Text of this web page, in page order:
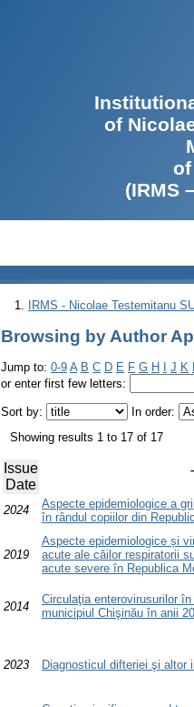
of
(IRMS
IRMS - Nicolae Testemitanu
Browsing by Author
Jump to: 0-9 A B C D E F G H J K
or enter first few letters:
Sort by:
In order:
Showing results 1 to 17 of 17
Issue
Date
2024
Aspecte epidemiologice a
în rândul copiilor din
2019
Aspecte epidemiologice și
acute ale căilor respiratorii
acute severe în Republica
2014
Circulaţia enterovirusurilor
municipiul Chişinău în anii
2023 Diagnosticul difteriei şi altor